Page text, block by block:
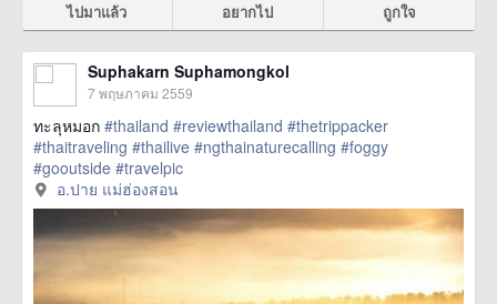
ไปมาแล้ว อยากไป ถูกใจ
Suphakarn Suphamongkol
7 พฤษภาคม 2559
ทะลุหมอก #thailand #reviewthailand #thetrippacker
#thaitraveling #thailive #ngthainaturecalling #foggy
#gooutside #travelpic
href=https://m.thetrippacker.com/th/image/อปาย
แม่ฮ่องสอน/194222> more
อ.ปาย แม่ฮ่องสอน